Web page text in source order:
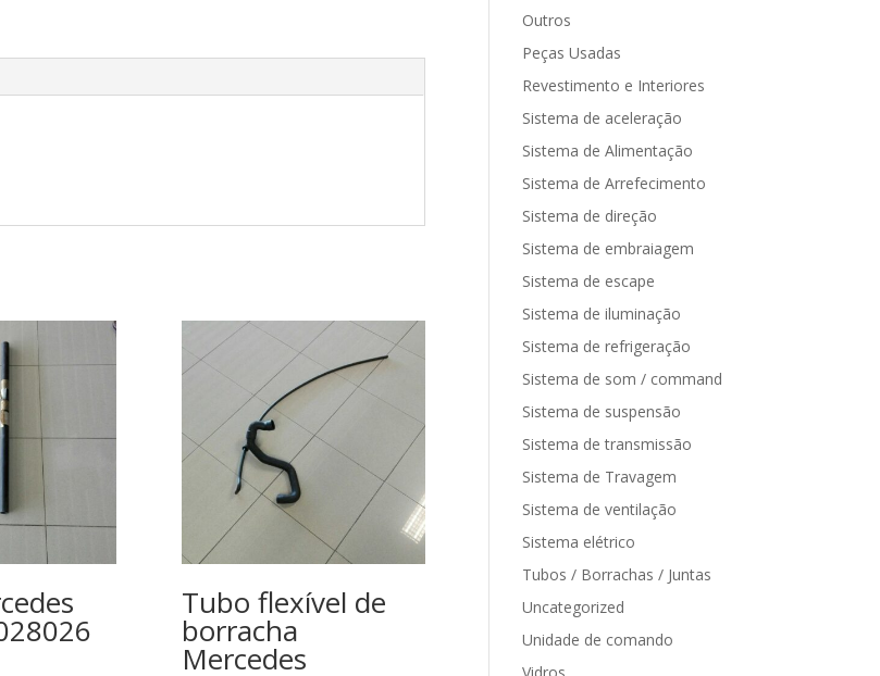
Tubo flexível de
borracha
Mercedes
Outros
Peças Usadas
Revestimento e Interiores
Sistema de aceleração
Sistema de Alimentação
Sistema de Arrefecimento
Sistema de direção
Sistema de embraiagem
Sistema de escape
Sistema de iluminação
Sistema de refrigeração
Sistema de som / command
Sistema de suspensão
Sistema de transmissão
Sistema de Travagem
Sistema de ventilação
Sistema elétrico
Tubos / Borrachas / Juntas
Uncategorized
Unidade de comando